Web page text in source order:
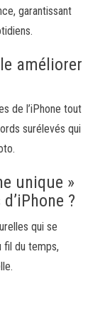
garantissant
améliorer
de l’iPhone tout
surélevés qui
unique »
?
qui se
fil du temps,